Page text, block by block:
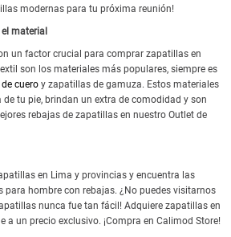
modernas para tu próxima reunión!
material
un factor crucial para comprar zapatillas en
son los materiales más populares, siempre es
cuero y zapatillas de gamuza. Estos materiales
tu pie, brindan un extra de comodidad y son
rebajas de zapatillas en nuestro Outlet de
en Lima y provincias y encuentra las
para hombre con rebajas. ¿No puedes visitarnos
nunca fue tan fácil! Adquiere zapatillas en
a un precio exclusivo. ¡Compra en Calimod Store!